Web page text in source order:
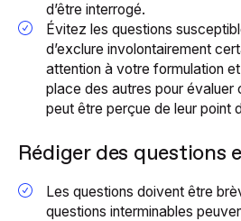
d’être interrogé.
Évitez les questions
d’exclure involontairement
attention à votre formulation
place des autres pour évaluer
peut être perçue de leur point
Rédiger des questions
Les questions doivent être
questions interminables